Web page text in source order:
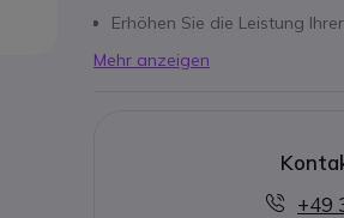
Erhöhen Sie die Leistung
Mehr anzeigen
+49